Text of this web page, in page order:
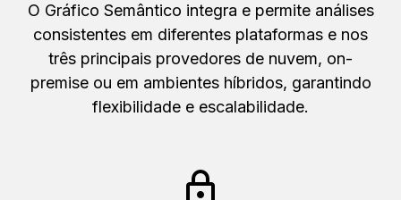
O Gráfico Semântico integra e permite análises
consistentes em diferentes plataformas e nos
três principais provedores de nuvem, on-
premise ou em ambientes híbridos, garantindo
flexibilidade e escalabilidade.